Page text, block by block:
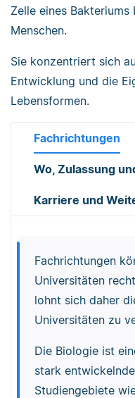
Zelle eines
Menschen.
Sie konzentriert sich
Entwicklung und die
Lebensformen.
Fachrichtungen
Wo, Zulassung
Karriere und
Fachrichtungen
Universitäten
lohnt sich daher
Universitäten zu
Die Biologie ist
stark
Studiengebiete